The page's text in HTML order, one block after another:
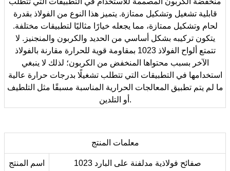
قابلية تشغيل وتشكيل ممتازة. يتميز هذا النوع من الفولاذ بقدرة
لحام وتشكيل ممتازة، مما يجعله خيارًا مثاليًا لتطبيقات مختلفة.
يتكون تركيبه بشكل أساسي من الحديد والكربون والمنجنيز. لا
تتمتع ألواح الفولاذ 1023 بمقاومة قوية للحرارة مقارنة بالفولاذ
الآخر بسبب محتواها المنخفض من الكربون؛ لذلك لا ينبغي
استخدامها في التطبيقات التي تتطلب تشغيلًا بدرجات حرارة عالية
ما لم يتم تطبيق المعالجات الحرارية المناسبة مسبقًا مثل التلطيف
أو التلدين.
معلمات المنتج
اسم المنتج 1023 صفائح فولاذية مدلفنة على البارد